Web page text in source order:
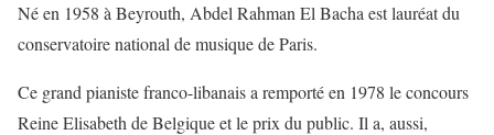
Né en 1958 à Beyrouth, Abdel Rahman El Bacha est lauréat du
conservatoire national de musique de Paris.
Ce grand pianiste franco-libanais a remporté en 1978 le concours
Reine Elisabeth de Belgique et le prix du public. Il a, aussi,